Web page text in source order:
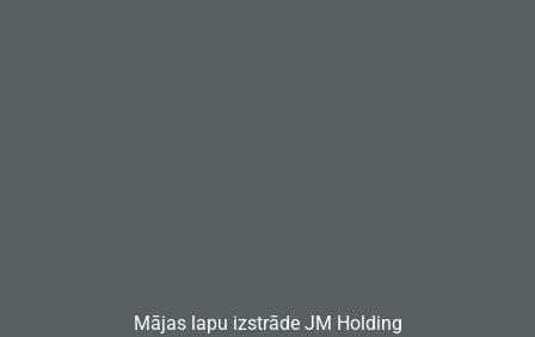
Mājas lapu izstrādeJM Holding